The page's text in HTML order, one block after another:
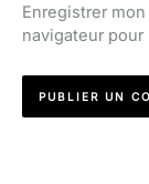
Enregistrer
navigateur